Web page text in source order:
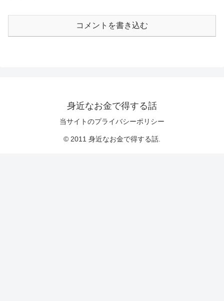
コメントを書き込む
身近なお金で得する話
当サイトのプライバシーポリシー
© 2011 身近なお金で得する話.